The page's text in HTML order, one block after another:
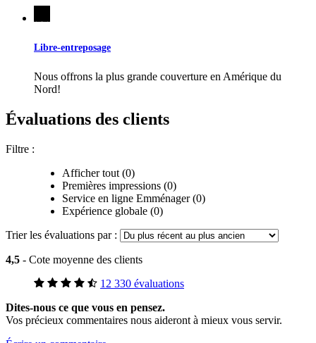
Libre-entreposage
Nous offrons la plus grande couverture en Amérique du
Nord!
Évaluations des clients
Filtre :
Afficher tout (0)
Premières impressions (0)
Service en ligne Emménager (0)
Expérience globale (0)
Trier les évaluations par :
4,5 - Cote moyenne des clients
12 330 évaluations
Dites-nous ce que vous en pensez.
Vos précieux commentaires nous aideront à mieux vous servir.